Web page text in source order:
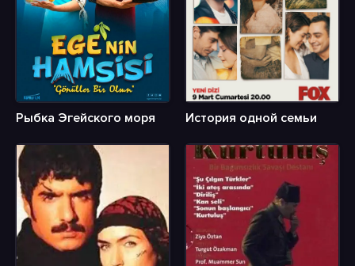
Рыбка Эгейского моря История одной семьи